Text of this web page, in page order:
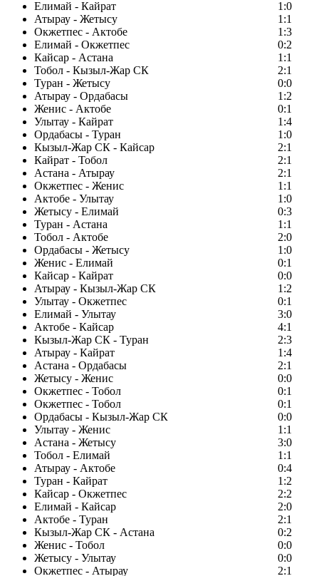
Елимай - Кайрат
1:0
Атырау - Жетысу
1:1
Окжетпес - Актобе
1:3
Елимай - Окжетпес
0:2
Кайсар - Астана
1:1
Тобол - Кызыл-Жар СК
2:1
Туран - Жетысу
0:0
Атырау - Ордабасы
1:2
Женис - Актобе
0:1
Улытау - Кайрат
1:4
Ордабасы - Туран
1:0
Кызыл-Жар СК - Кайсар
2:1
Кайрат - Тобол
2:1
Астана - Атырау
2:1
Окжетпес - Женис
1:1
Актобе - Улытау
1:0
Жетысу - Елимай
0:3
Туран - Астана
1:1
Тобол - Актобе
2:0
Ордабасы - Жетысу
1:0
Женис - Елимай
0:1
Кайсар - Кайрат
0:0
Атырау - Кызыл-Жар СК
1:2
Улытау - Окжетпес
0:1
Елимай - Улытау
3:0
Актобе - Кайсар
4:1
Кызыл-Жар СК - Туран
2:3
Атырау - Кайрат
1:4
Астана - Ордабасы
2:1
Жетысу - Женис
0:0
Окжетпес - Тобол
0:1
Окжетпес - Тобол
0:1
Ордабасы - Кызыл-Жар СК
0:0
Улытау - Женис
1:1
Астана - Жетысу
3:0
Тобол - Елимай
1:1
Атырау - Актобе
0:4
Туран - Кайрат
1:2
Кайсар - Окжетпес
2:2
Елимай - Кайсар
2:0
Актобе - Туран
2:1
Кызыл-Жар СК - Астана
0:2
Женис - Тобол
0:0
Жетысу - Улытау
0:0
Окжетпес - Атырау
2:1